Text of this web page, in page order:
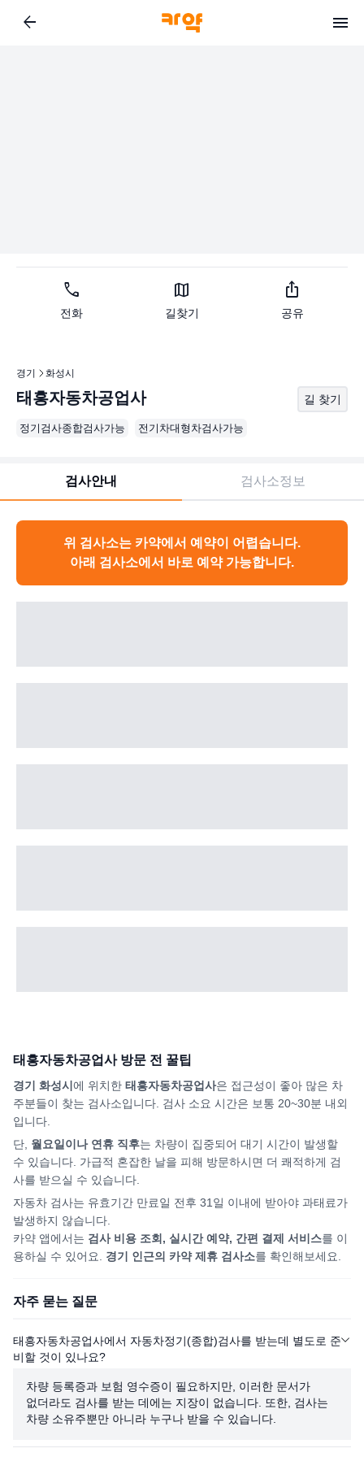
arrow_back
call
전화
map
길찾기
ios_share
공유
경기 화성시
태흥자동차공업사 길 찾기
정기검사종합검사가능 전기차대형차검사가능
검사안내 검사소정보
위 검사소는 카약에서 예약이 어렵습니다.
아래 검사소에서 바로 예약 가능합니다.
태흥자동차공업사방문 전 꿀팁
경기 화성시 에 위치한 태흥자동차공업사은 접근성이 좋아 많은 차
주분들이 찾는 검사소입니다. 검사 소요 시간은 보통 20~30분 내외
입니다.
단, 월요일이나 연휴 직후는 차량이 집중되어 대기 시간이 발생할
수 있습니다. 가급적 혼잡한 날을 피해 방문하시면 더 쾌적하게 검
사를 받으실 수 있습니다.
자동차 검사는 유효기간 만료일 전후 31일 이내에 받아야 과태료가
발생하지 않습니다.
카약 앱에서는 검사 비용 조회, 실시간 예약, 간편 결제 서비스를 이
용하실 수 있어요. 경기 인근의 카약 제휴 검사소를 확인해보세요.
자주 묻는 질문
태흥자동차공업사에서 자동차정기(종합)검사를 받는데 별도로 준
비할 것이 있나요?
차량 등록증과 보험 영수증이 필요하지만, 이러한 문서가
없더라도 검사를 받는 데에는 지장이 없습니다. 또한, 검사는
차량 소유주뿐만 아니라 누구나 받을 수 있습니다.